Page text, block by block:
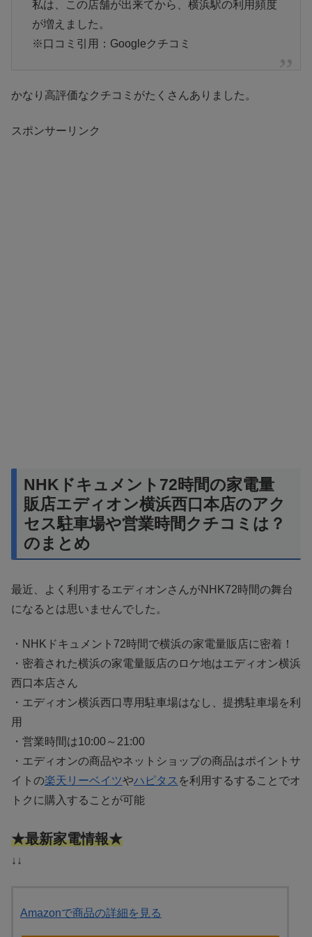
私は、この店舗が出来てから、横浜駅の利用頻度
が増えました。
※口コミ引用：Googleクチコミ
かなり高評価なクチコミがたくさんありました。
スポンサーリンク
NHKドキュメント72時間の家電量
販店エディオン横浜西口本店のアク
セス駐車場や営業時間クチコミは？
のまとめ
最近、よく利用するエディオンさんがNHK72時間の舞台
になるとは思いませんでした。
・NHKドキュメント72時間で横浜の家電量販店に密着！
・密着された横浜の家電量販店のロケ地はエディオン横浜
西口本店さん
・エディオン横浜西口専用駐車場はなし、提携駐車場を利
用
・営業時間は10:00～21:00
・エディオンの商品やネットショップの商品はポイントサ
イトの楽天リーベイツやハピタス を利用するすることでオ
トクに購入することが可能
★最新家電情報★
↓↓
Amazonで商品の詳細を見る